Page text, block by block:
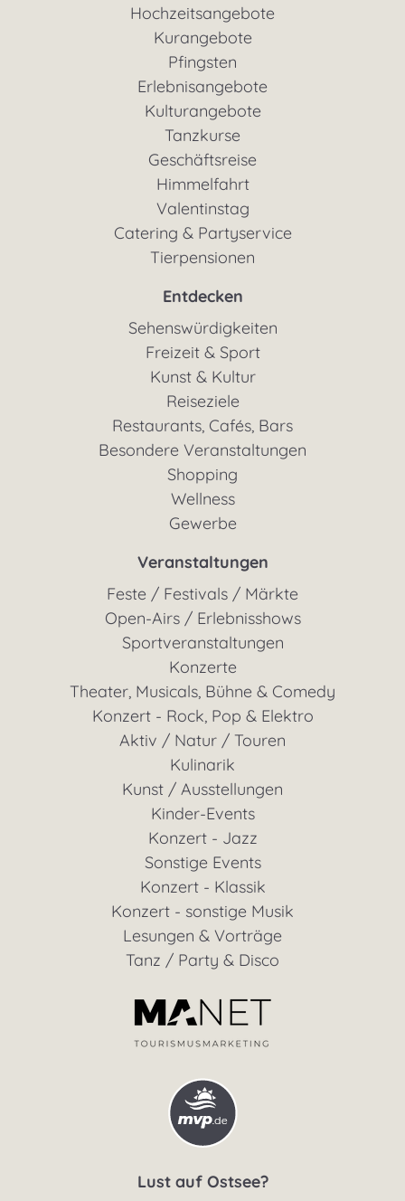
Hochzeitsangebote
Kurangebote
Pfingsten
Erlebnisangebote
Kulturangebote
Tanzkurse
Geschäftsreise
Himmelfahrt
Valentinstag
Catering & Partyservice
Tierpensionen
Entdecken
Sehenswürdigkeiten
Freizeit & Sport
Kunst & Kultur
Reiseziele
Restaurants, Cafés, Bars
Besondere Veranstaltungen
Shopping
Wellness
Gewerbe
Veranstaltungen
Feste / Festivals / Märkte
Open-Airs / Erlebnisshows
Sportveranstaltungen
Konzerte
Theater, Musicals, Bühne & Comedy
Konzert - Rock, Pop & Elektro
Aktiv / Natur / Touren
Kulinarik
Kunst / Ausstellungen
Kinder-Events
Konzert - Jazz
Sonstige Events
Konzert - Klassik
Konzert - sonstige Musik
Lesungen & Vorträge
Tanz / Party & Disco
Lust auf Ostsee?